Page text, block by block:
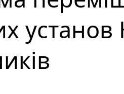
установ